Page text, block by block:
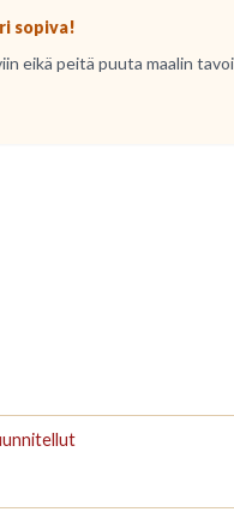
sopiva!
eikä peitä puuta maalin